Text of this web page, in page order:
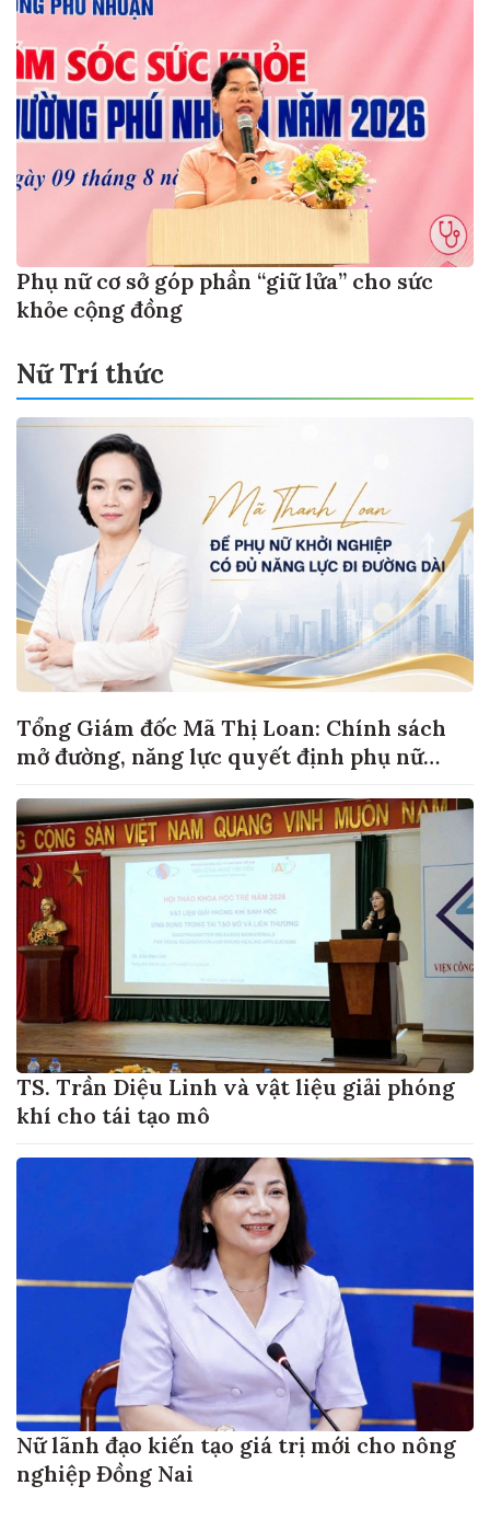
Phụ nữ cơ sở góp phần “giữ lửa” cho sức
khỏe cộng đồng
Nữ Trí thức
Tổng Giám đốc Mã Thị Loan: Chính sách
mở đường, năng lực quyết định phụ nữ
TS. Trần Diệu Linh và vật liệu giải phóng
khí cho tái tạo mô
Nữ lãnh đạo kiến tạo giá trị mới cho nông
nghiệp Đồng Nai